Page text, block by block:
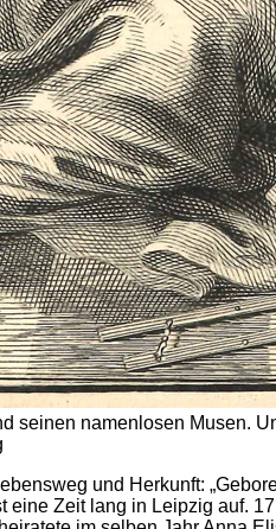
seinen namenlosen Musen.
und Herkunft:
eine Zeit lang in Leipzig auf.